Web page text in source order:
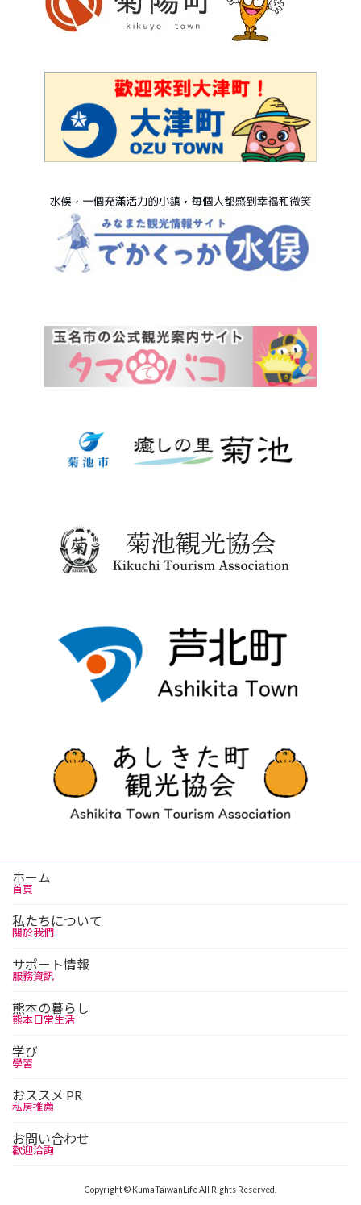
ホーム
首頁
私たちについて
關於我們
サポート情報
服務資訊
熊本の暮らし
熊本日常生活
学び
學習
おススメ PR
私房推薦
お問い合わせ
歡迎洽詢
Copyright © KumaTaiwanLife All Rights Reserved.